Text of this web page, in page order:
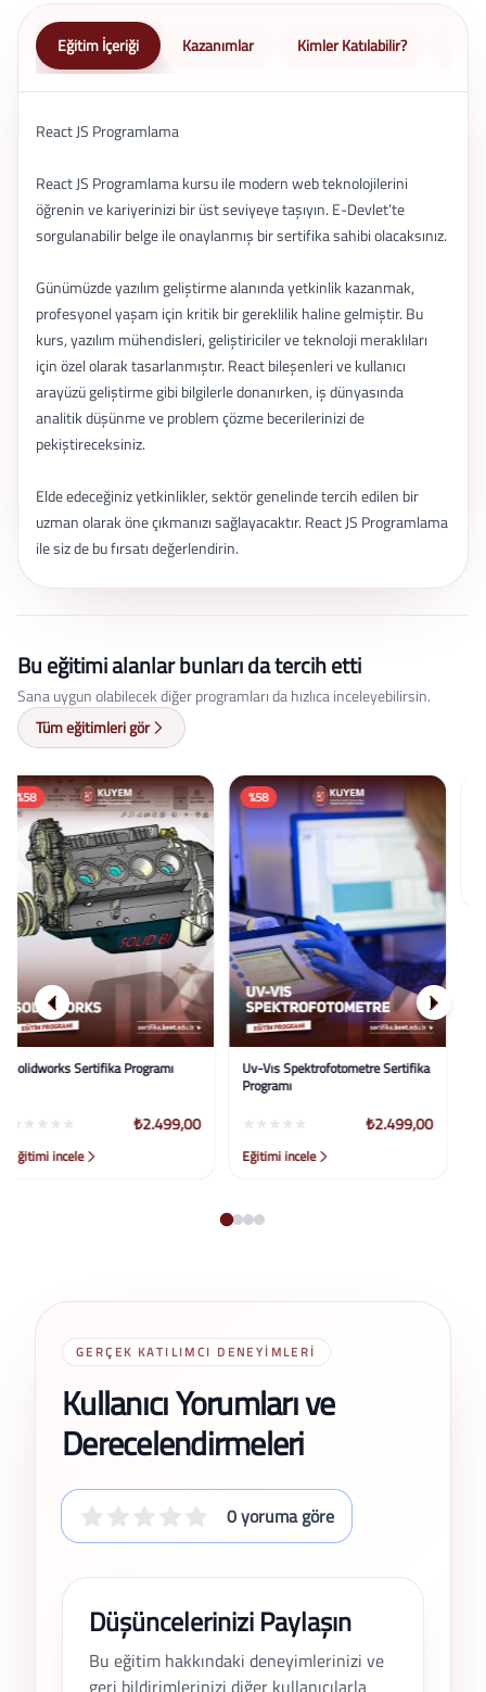
Eğitim İçeriği Kazanımlar Kimler Katılabilir?
React JS Programlama
React JS Programlama kursu ile modern web teknolojilerini
öğrenin ve kariyerinizi bir üst seviyeye taşıyın. E-Devlet’te
sorgulanabilir belge ile onaylanmış bir sertifika sahibi olacaksınız.
Günümüzde yazılım geliştirme alanında yetkinlik kazanmak,
profesyonel yaşam için kritik bir gereklilik haline gelmiştir. Bu
kurs, yazılım mühendisleri, geliştiriciler ve teknoloji meraklıları
için özel olarak tasarlanmıştır. React bileşenleri ve kullanıcı
arayüzü geliştirme gibi bilgilerle donanırken, iş dünyasında
analitik düşünme ve problem çözme becerilerinizi de
pekiştireceksiniz.
Elde edeceğiniz yetkinlikler, sektör genelinde tercih edilen bir
uzman olarak öne çıkmanızı sağlayacaktır. React JS Programlama
ile siz de bu fırsatı değerlendirin.
Bu eğitimi alanlar bunları da tercih etti
Sana uygun olabilecek diğer programları da hızlıca inceleyebilirsin.
Tüm eğitimleri gör
%58
Uv-Vıs Spektrofotometre Sertifika
₺2.499,00
Eğitimi incele
%58
Hitabet Sertifika Programı
₺2.499,00
Eğitimi incele
GERÇEK KATILIMCI DENEYIMLERI
Kullanıcı Yorumları ve
Derecelendirmeleri
0 yoruma göre
Düşüncelerinizi Paylaşın
Bu eğitim hakkındaki deneyimlerinizi ve
geri bildirimlerinizi diğer kullanıcılarla